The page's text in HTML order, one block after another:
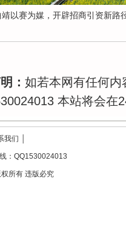
以赛为媒，开辟招商引资新路
： 如若本网有任何
本站将会在
我们
：QQ1530024013
所有 违版必究